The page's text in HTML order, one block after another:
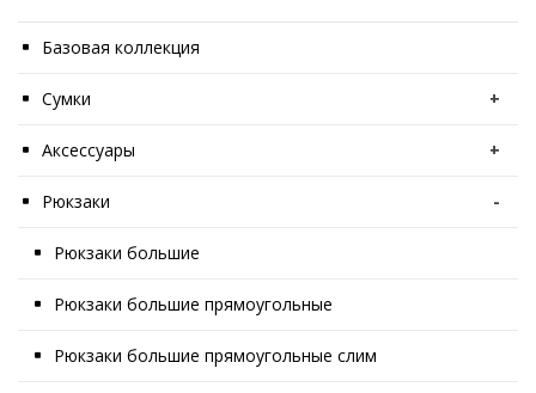
Базовая коллекция
Сумки +
Аксессуары +
Рюкзаки -
Рюкзаки большие
Рюкзаки большие прямоугольные
Рюкзаки большие прямоугольные слим